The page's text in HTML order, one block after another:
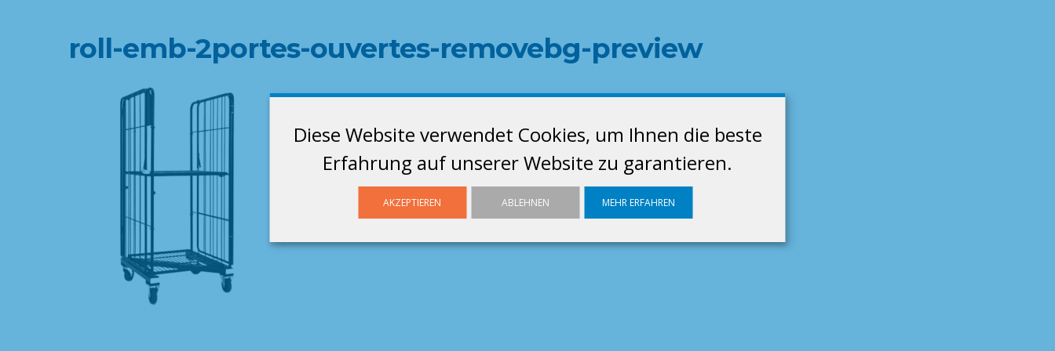
Diese Website verwendet Cookies, um Ihnen die beste
Erfahrung auf unserer Website zu garantieren.
AKZEPTIEREN ABLEHNEN MEHR ERFAHREN
roll-emb-2portes-ouvertes-removebg-preview